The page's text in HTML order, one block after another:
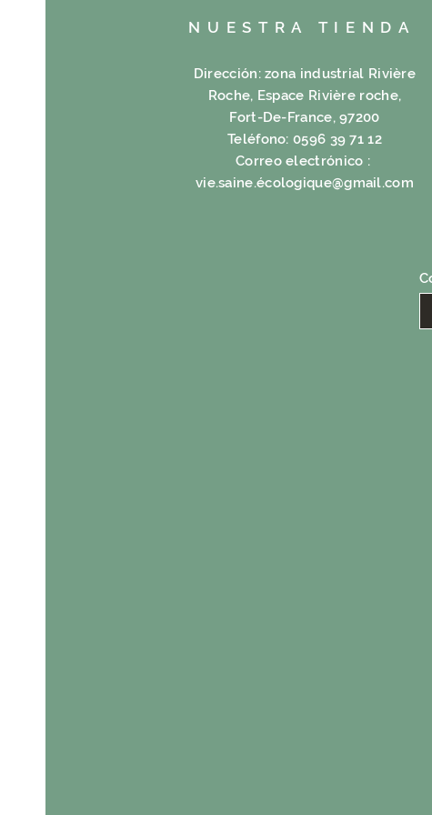
NUESTRA TIENDA
Dirección: zona industrial Rivière
Roche, Espace Rivière roche,
Fort-De-France, 97200
Teléfono: 0596 39 71 12
Correo electrónico :
vie.saine.écologique@gmail.com